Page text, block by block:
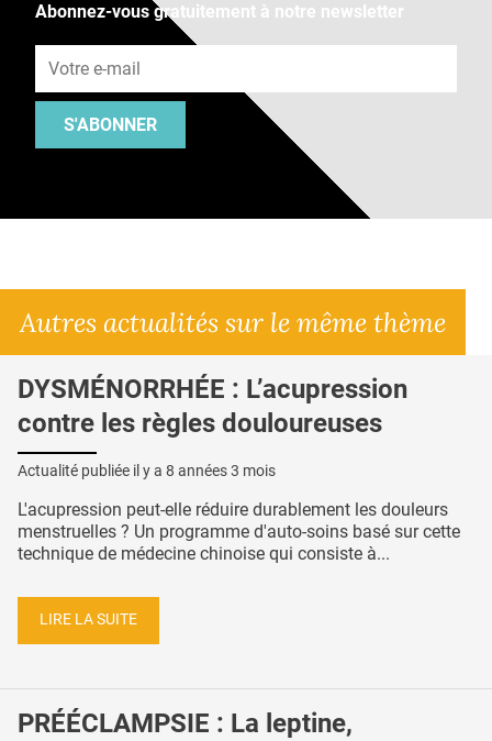
Abonnez-vous gratuitement à notre newsletter
S'ABONNER
Autres actualités sur le même thème
DYSMÉNORRHÉE : L’acupression
contre les règles douloureuses
Actualité publiée il y a 8 années 3 mois
L'acupression peut-elle réduire durablement les douleurs
menstruelles ? Un programme d'auto-soins basé sur cette
technique de médecine chinoise qui consiste à...
LIRE LA SUITE
PRÉÉCLAMPSIE : La leptine,